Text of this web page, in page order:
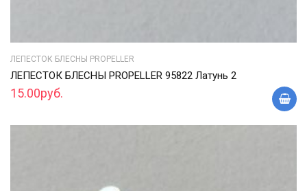
ЛЕПЕСТОК БЛЕСНЫ PROPELLER
ЛЕПЕСТОК БЛЕСНЫ PROPELLER 95822 Латунь 2
15.00руб.